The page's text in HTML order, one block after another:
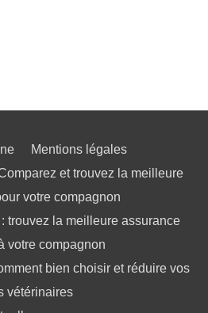
Mentions légales
et trouvez la meilleure
votre compagnon
trouvez la meilleure assurance
votre compagnon
bien choisir et réduire vos
vétérinaires